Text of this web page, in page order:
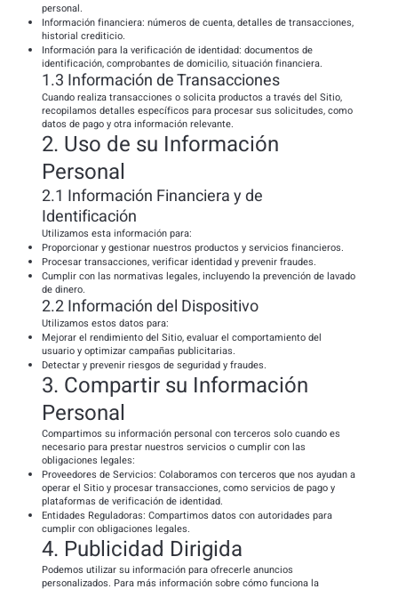
personal.
Información financiera: números de cuenta, detalles de transacciones,
historial crediticio.
Información para la verificación de identidad: documentos de
identificación, comprobantes de domicilio, situación financiera.
1.3 Información de Transacciones
Cuando realiza transacciones o solicita productos a través del Sitio,
recopilamos detalles específicos para procesar sus solicitudes, como
datos de pago y otra información relevante.
2. Uso de su Información
Personal
2.1 Información Financiera y de
Identificación
Utilizamos esta información para:
Proporcionar y gestionar nuestros productos y servicios financieros.
Procesar transacciones, verificar identidad y prevenir fraudes.
Cumplir con las normativas legales, incluyendo la prevención de lavado
de dinero.
2.2 Información del Dispositivo
Utilizamos estos datos para:
Mejorar el rendimiento del Sitio, evaluar el comportamiento del
usuario y optimizar campañas publicitarias.
Detectar y prevenir riesgos de seguridad y fraudes.
3. Compartir su Información
Personal
Compartimos su información personal con terceros solo cuando es
necesario para prestar nuestros servicios o cumplir con las
obligaciones legales:
Proveedores de Servicios: Colaboramos con terceros que nos ayudan a
operar el Sitio y procesar transacciones, como servicios de pago y
plataformas de verificación de identidad.
Entidades Reguladoras: Compartimos datos con autoridades para
cumplir con obligaciones legales.
4. Publicidad Dirigida
Podemos utilizar su información para ofrecerle anuncios
personalizados. Para más información sobre cómo funciona la